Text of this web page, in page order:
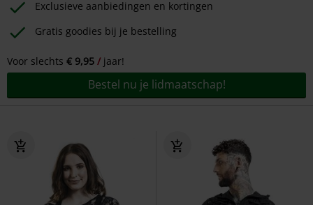
Exclusieve aanbiedingen en kortingen
Gratis goodies bij je bestelling
Voor slechts € 9,95 jaar!
Bestel nu je lidmaatschap!